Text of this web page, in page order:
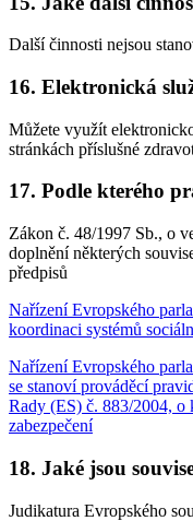
Další činnosti nejsou
16. Elektronická
Můžete využít
stránkách příslušné
17. Podle kterého
Zákon č. 48/1997 Sb., o
doplnění některých
předpisů
Nařízení Evropského
koordinaci systémů
Nařízení Evropského
se stanoví prováděcí
Rady (ES) č. 883/2004, o
zabezpečení
18. Jaké jsou
Judikatura Evropského